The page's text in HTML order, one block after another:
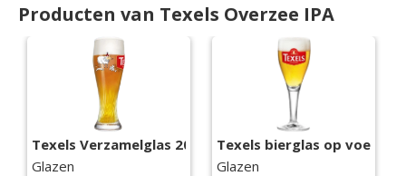
Producten van Texels Overzee IPA
Texels Verzamelglas 2025
Glazen
Texels bierglas op voet
Glazen